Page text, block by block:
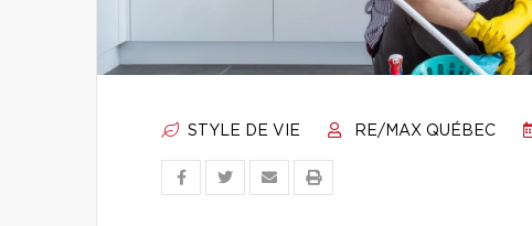
STYLE DE VIE RE/MAX QUÉBEC